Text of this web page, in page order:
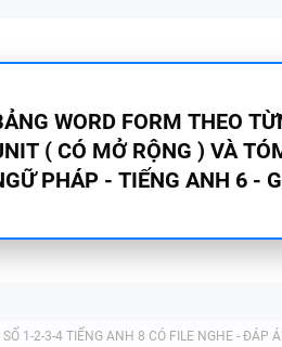
ĐỀ TÍNH TỪ ĐUÔI
- CÓ ĐÁP ÁN
- HỌC KỲ 1 - GLOBAL
SỐ 1-2-3-4 TIẾNG ANH 8 CÓ FILE NGHE - ĐÁP